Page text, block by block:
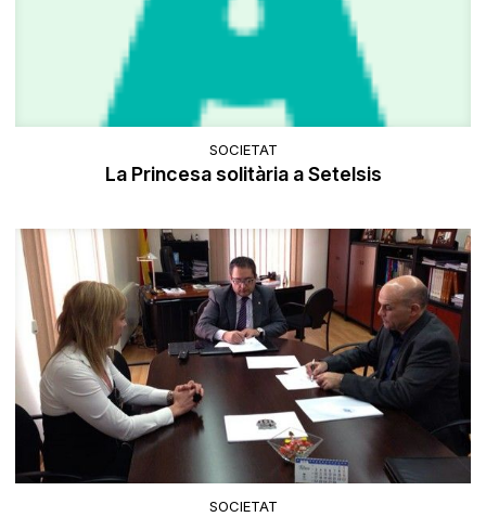
SOCIETAT
La Princesa solitària a Setelsis
SOCIETAT